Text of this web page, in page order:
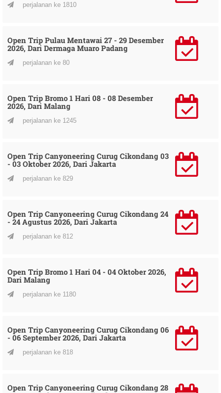
perjalanan ke 1810
Open Trip Pulau Mentawai 27 - 29 Desember
2026, Dari Dermaga Muaro Padang
perjalanan ke 80
Open Trip Bromo 1 Hari 08 - 08 Desember
2026, Dari Malang
perjalanan ke 1245
Open Trip Canyoneering Curug Cikondang 03
- 03 Oktober 2026, Dari Jakarta
perjalanan ke 829
Open Trip Canyoneering Curug Cikondang 24
- 24 Agustus 2026, Dari Jakarta
perjalanan ke 812
Open Trip Bromo 1 Hari 04 - 04 Oktober 2026,
Dari Malang
perjalanan ke 1180
Open Trip Canyoneering Curug Cikondang 06
- 06 September 2026, Dari Jakarta
perjalanan ke 818
Open Trip Canyoneering Curug Cikondang 28